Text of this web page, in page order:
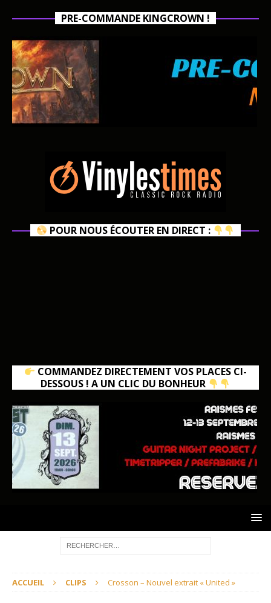
PRE-COMMANDE KINGCROWN !
POUR NOUS ÉCOUTER EN DIRECT :
COMMANDEZ DIRECTEMENT VOS PLACES CI-
DESSOUS ! A UN CLIC DU BONHEUR
ACCUEIL CLIPS Crosson – Nouvel extrait « United »